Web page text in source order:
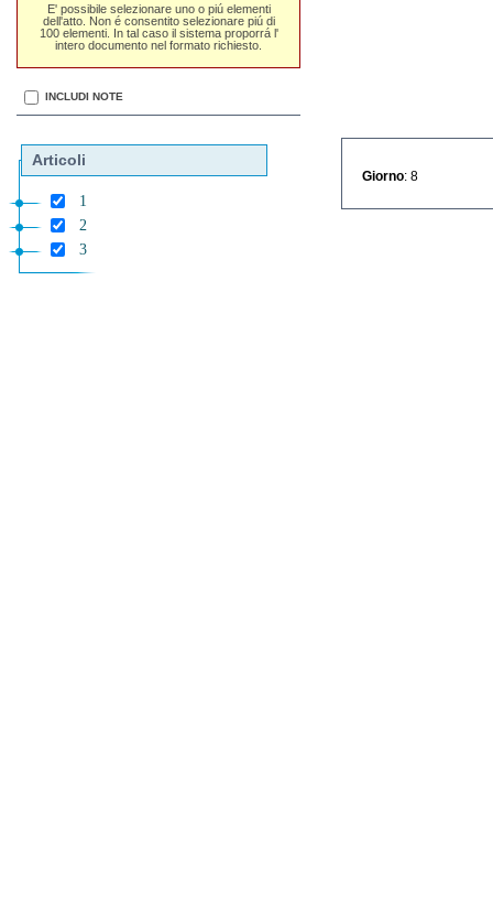
E' possibile selezionare uno o piú elementi
dell'atto. Non é consentito selezionare piú di
100 elementi. In tal caso il sistema proporrá l'
intero documento nel formato richiesto.
INCLUDI NOTE
Articoli
1
2
3
Giorno : 8